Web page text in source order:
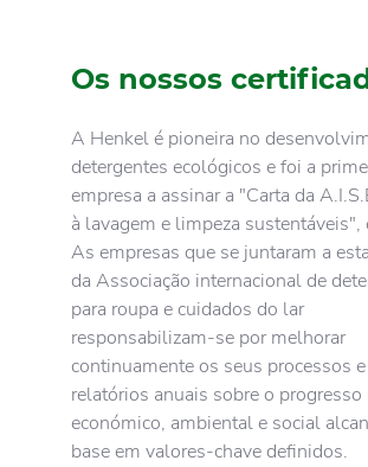
Os nossos
A Henkel é pioneira no
detergentes ecológicos e foi a
empresa a assinar a "Carta da
à lavagem e limpeza
As empresas que se juntaram a
da Associação internacional de
para roupa e cuidados do lar
responsabilizam-se por melhorar
continuamente os seus processos
relatórios anuais sobre o progresso
económico, ambiental e social
base em valores-chave definidos.